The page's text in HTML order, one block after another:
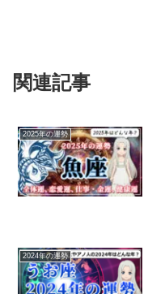
関連記事
2025年の運勢
2024年の運勢